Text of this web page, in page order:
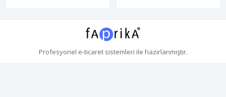
Profesyonel e-ticaretsistemleri ile hazırlanmıştır.